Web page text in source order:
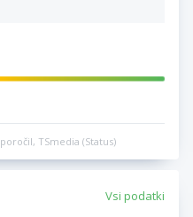
TSmedia (Status)
Vsi podatki